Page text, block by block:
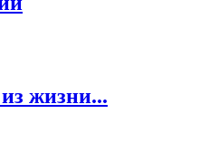
жизни...